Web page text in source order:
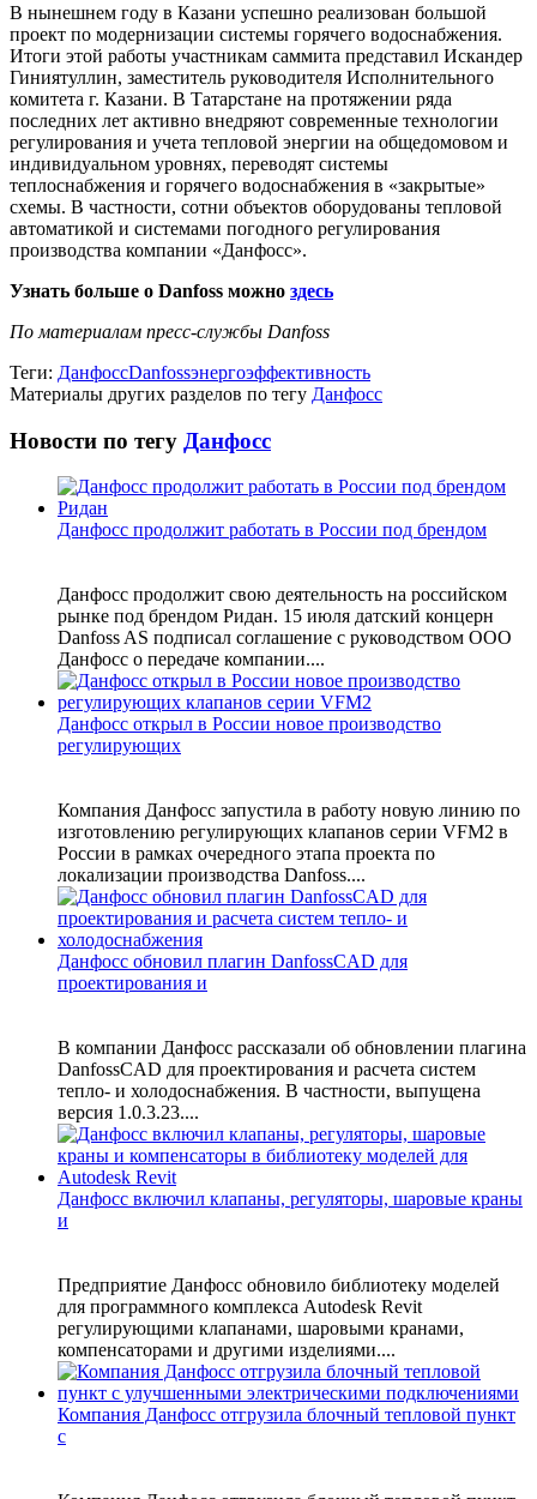
В нынешнем году в Казани успешно реализован большой
проект по модернизации системы горячего водоснабжения.
Итоги этой работы участникам саммита представил Искандер
Гиниятуллин, заместитель руководителя Исполнительного
комитета г. Казани. В Татарстане на протяжении ряда
последних лет активно внедряют современные технологии
регулирования и учета тепловой энергии на общедомовом и
индивидуальном уровнях, переводят системы
теплоснабжения и горячего водоснабжения в «закрытые»
схемы. В частности, сотни объектов оборудованы тепловой
автоматикой и системами погодного регулирования
производства компании «Данфосс».
Узнать больше о Danfoss можно здесь
По материалам пресс-службы Danfoss
Теги: ДанфоссDanfossэнергоэффективность
Материалы других разделов по тегу Данфосс
Новости по тегу Данфосс
Данфосс продолжит работать в России под брендом
Данфосс продолжит свою деятельность на российском
рынке под брендом Ридан. 15 июля датский концерн
Danfoss AS подписал соглашение c руководством ООО
Данфосс о передаче компании....
Данфосс открыл в России новое производство
регулирующих
Компания Данфосс запустила в работу новую линию по
изготовлению регулирующих клапанов серии VFM2 в
России в рамках очередного этапа проекта по
локализации производства Danfoss....
Данфосс обновил плагин DanfossCAD для
проектирования и
В компании Данфосс рассказали об обновлении плагина
DanfossCAD для проектирования и расчета систем
тепло- и холодоснабжения. В частности, выпущена
версия 1.0.3.23....
Данфосс включил клапаны, регуляторы, шаровые краны
и
Предприятие Данфосс обновило библиотеку моделей
для программного комплекса Autodesk Revit
регулирующими клапанами, шаровыми кранами,
компенсаторами и другими изделиями....
Компания Данфосс отгрузила блочный тепловой пункт
с